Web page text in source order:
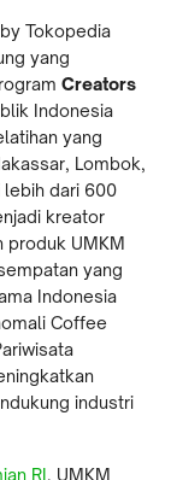
Tokopedia
yang
Creators
Indonesia
yang
Lombok,
lebih dari 600
kreator
produk UMKM
yang
Indonesia
Coffee
industri
RI, UMKM